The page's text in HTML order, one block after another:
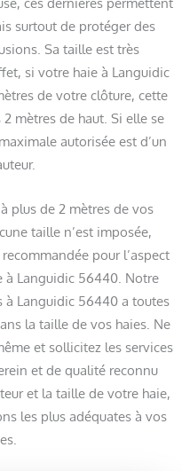
surtout de protéger des
Sa taille est très
si votre haie à Languidic
de votre clôture, cette
mètres de haut. Si elle se
autorisée est d’un
plus de 2 mètres de vos
taille n’est imposée,
pour l’aspect
à Languidic 56440. Notre
à Languidic 56440 a toutes
la taille de vos haies. Ne
et sollicitez les services
et de qualité reconnu
et la taille de votre haie,
les plus adéquates à vos